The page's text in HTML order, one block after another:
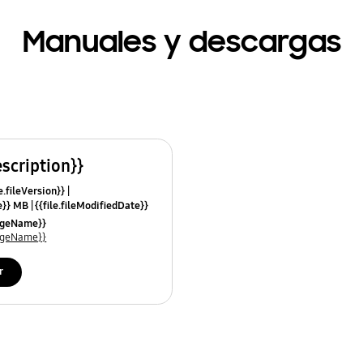
Manuales y descargas
MB {{file.fileModifiedDate}}